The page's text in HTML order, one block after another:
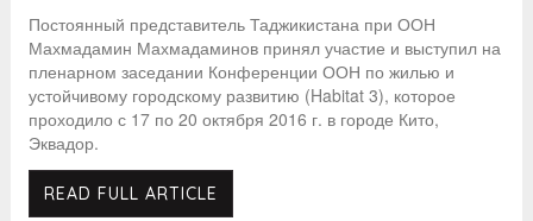
Постоянный представитель Таджикистана при ООН
Махмадамин Махмадаминов принял участие и выступил на
пленарном заседании Конференции ООН по жилью и
устойчивому городскому развитию (Habitat 3), которое
проходило с 17 по 20 октября 2016 г. в городе Кито,
Эквадор.
READ FULL ARTICLE